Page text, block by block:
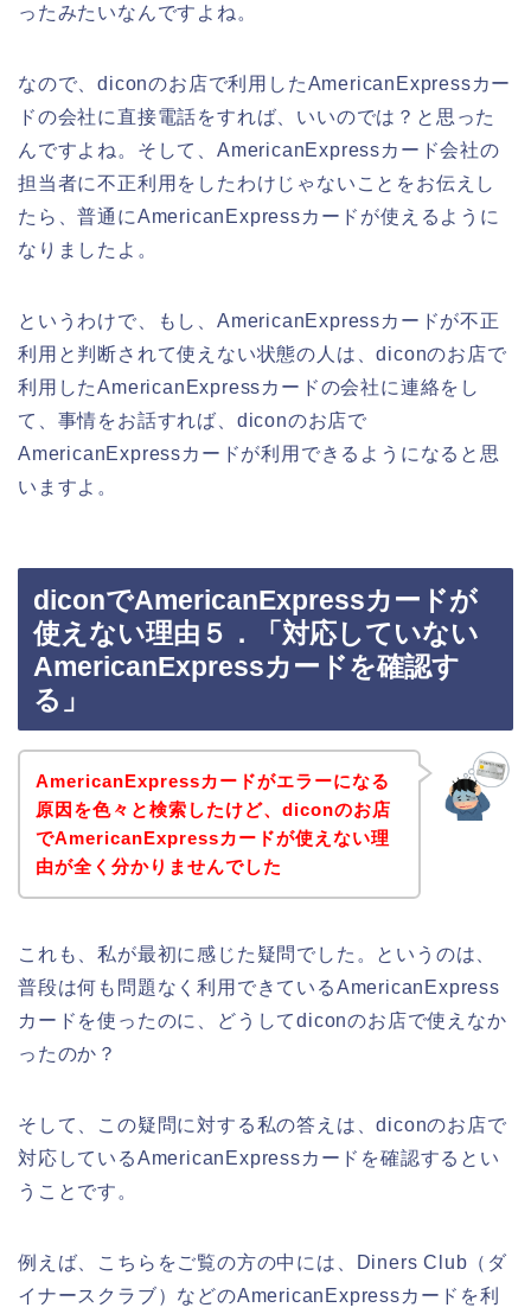
ったみたいなんですよね。
なので、diconのお店で利用したAmericanExpressカー
ドの会社に直接電話をすれば、いいのでは？と思った
んですよね。そして、AmericanExpressカード会社の
担当者に不正利用をしたわけじゃないことをお伝えし
たら、普通にAmericanExpressカードが使えるように
なりましたよ。
というわけで、もし、AmericanExpressカードが不正
利用と判断されて使えない状態の人は、diconのお店で
利用したAmericanExpressカードの会社に連絡をし
て、事情をお話すれば、diconのお店で
AmericanExpressカードが利用できるようになると思
いますよ。
diconでAmericanExpressカードが
使えない理由５．「対応していない
AmericanExpressカードを確認す
る」
AmericanExpressカードがエラーになる
原因を色々と検索したけど、diconのお店
でAmericanExpressカードが使えない理
由が全く分かりませんでした
これも、私が最初に感じた疑問でした。というのは、
普段は何も問題なく利用できているAmericanExpress
カードを使ったのに、どうしてdiconのお店で使えなか
ったのか？
そして、この疑問に対する私の答えは、diconのお店で
対応しているAmericanExpressカードを確認するとい
うことです。
例えば、こちらをご覧の方の中には、Diners Club（ダ
イナースクラブ）などのAmericanExpressカードを利